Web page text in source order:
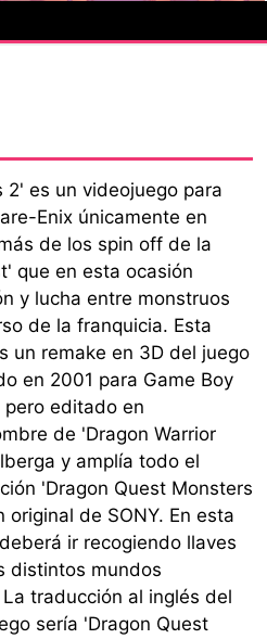
2' es un videojuego para
Enix únicamente en
de los spin off de la
que en esta ocasión
y lucha entre monstruos
de la franquicia. Esta
un remake en 3D del juego
en 2001 para Game Boy
pero editado en
de 'Dragon Warrior
y amplía todo el
'Dragon Quest Monsters
original de SONY. En esta
ir recogiendo llaves
distintos mundos
traducción al inglés del
sería 'Dragon Quest